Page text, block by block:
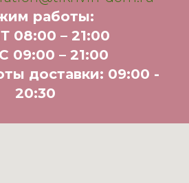
работы:
08:00 – 21:00
09:00 – 21:00
доставки: 09:00 -
20:30